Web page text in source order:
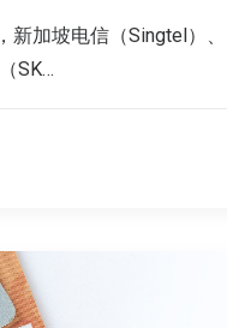
新加坡电信（Singtel）、
SK…